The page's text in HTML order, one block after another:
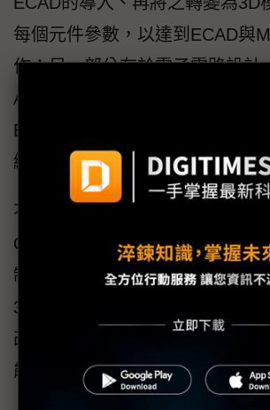
每個元件參數，以達到ECAD與
作；另一部分在於電子電路設計
AutoCAD繪製的原理圖或邏輯圖
Edge環境，產生3D線路設計，
線圖製作。
不僅如此，Solid Edge支援多學
CNC加工等傳統製造提供CAD和
制，針對增材製造等新型態加工
3D列印格式的匯入，另提供收斂
改網格模型設定，也提供列印前
能。